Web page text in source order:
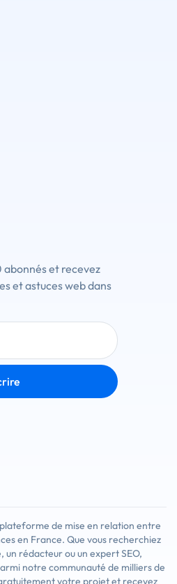
et recevez
et astuces web dans
de mise en relation entre
en France. Que vous recherchiez
un rédacteur ou un expert SEO,
notre communauté de milliers de